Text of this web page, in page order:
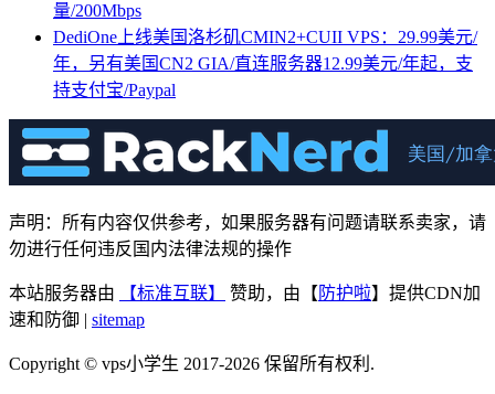
量/200Mbps
DediOne上线美国洛杉矶CMIN2+CUII VPS：29.99美元/
年，另有美国CN2 GIA/直连服务器12.99美元/年起，支
持支付宝/Paypal
声明：所有内容仅供参考，如果服务器有问题请联系卖家，请
勿进行任何违反国内法律法规的操作
本站服务器由 【标准互联】 赞助，由【 防护啦】提供CDN加
速和防御 | sitemap
Copyright © vps小学生 2017-2026 保留所有权利.